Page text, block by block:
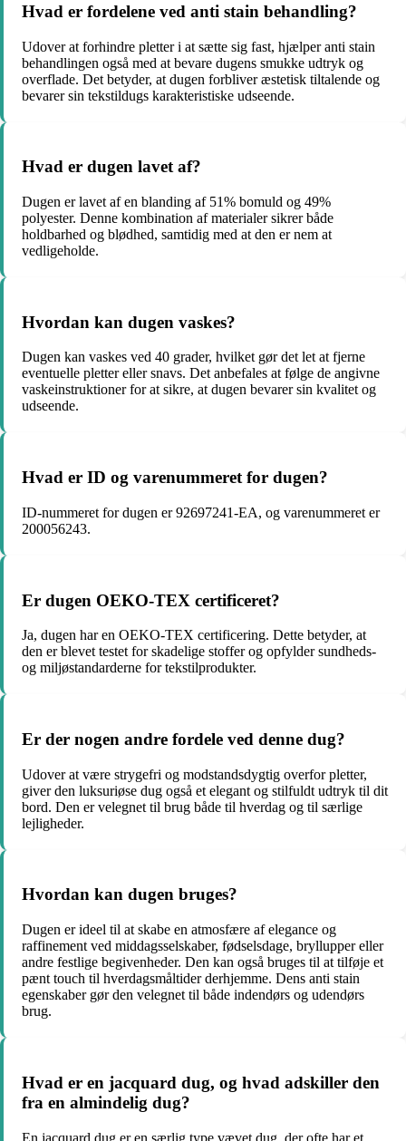
Hvad er fordelene ved anti stain behandling?
Udover at forhindre pletter i at sætte sig fast, hjælper anti stain
behandlingen også med at bevare dugens smukke udtryk og
overflade. Det betyder, at dugen forbliver æstetisk tiltalende og
bevarer sin tekstildugs karakteristiske udseende.
Hvad er dugen lavet af?
Dugen er lavet af en blanding af 51% bomuld og 49%
polyester. Denne kombination af materialer sikrer både
holdbarhed og blødhed, samtidig med at den er nem at
vedligeholde.
Hvordan kan dugen vaskes?
Dugen kan vaskes ved 40 grader, hvilket gør det let at fjerne
eventuelle pletter eller snavs. Det anbefales at følge de angivne
vaskeinstruktioner for at sikre, at dugen bevarer sin kvalitet og
udseende.
Hvad er ID og varenummeret for dugen?
ID-nummeret for dugen er 92697241-EA, og varenummeret er
200056243.
Er dugen OEKO-TEX certificeret?
Ja, dugen har en OEKO-TEX certificering. Dette betyder, at
den er blevet testet for skadelige stoffer og opfylder sundheds-
og miljøstandarderne for tekstilprodukter.
Er der nogen andre fordele ved denne dug?
Udover at være strygefri og modstandsdygtig overfor pletter,
giver den luksuriøse dug også et elegant og stilfuldt udtryk til dit
bord. Den er velegnet til brug både til hverdag og til særlige
lejligheder.
Hvordan kan dugen bruges?
Dugen er ideel til at skabe en atmosfære af elegance og
raffinement ved middagsselskaber, fødselsdage, bryllupper eller
andre festlige begivenheder. Den kan også bruges til at tilføje et
pænt touch til hverdagsmåltider derhjemme. Dens anti stain
egenskaber gør den velegnet til både indendørs og udendørs
brug.
Hvad er en jacquard dug, og hvad adskiller den
fra en almindelig dug?
En jacquard dug er en særlig type vævet dug, der ofte har et